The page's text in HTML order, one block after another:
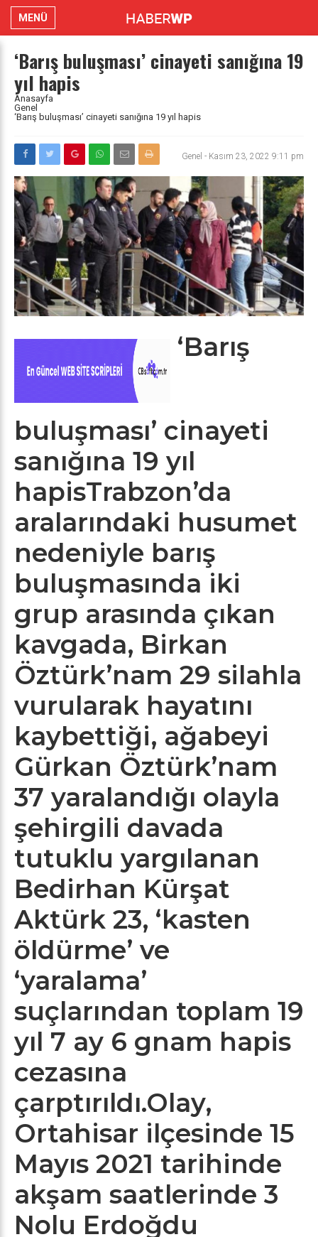
MENÜ
‘Barış buluşması’ cinayeti sanığına 19
yıl hapis
Anasayfa
Genel
‘Barış buluşması’ cinayeti sanığına 19 yıl hapis
Genel - Kasım 23, 2022 9:11 pm
‘Barış
buluşması’ cinayeti
sanığına 19 yıl
hapisTrabzon’da
aralarındaki husumet
nedeniyle barış
buluşmasında iki
grup arasında çıkan
kavgada, Birkan
Öztürk’nam 29 silahla
vurularak hayatını
kaybettiği, ağabeyi
Gürkan Öztürk’nam
37 yaralandığı olayla
şehirgili davada
tutuklu yargılanan
Bedirhan Kürşat
Aktürk 23, ‘kasten
öldürme’ ve
‘yaralama’
suçlarından toplam 19
yıl 7 ay 6 gnam hapis
cezasına
çarptırıldı.Olay,
Ortahisar ilçesinde 15
Mayıs 2021 tarihinde
akşam saatlerinde 3
Nolu Erdoğdu